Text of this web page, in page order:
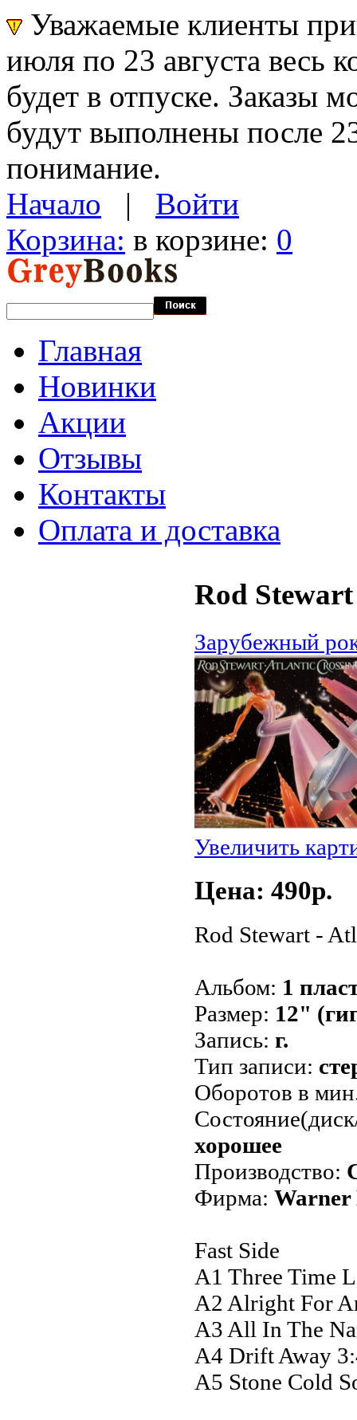
Уважаемые клиенты
июля по 23 августа весь
будет в отпуске. Заказы
будут выполнены после
понимание.
Начало | Войти
Корзина: в корзине: 0
Главная
Новинки
Акции
Отзывы
Контакты
Оплата и доставка
Rod
Зарубежный
Увеличить
Цена: 490p.
Rod Stewart -
Альбом: 1
Размер: 12"
Запись: г.
Тип записи:
Оборотов в
хорошее
Производство:
Фирма: Warner
Fast Side
A1 Three Time
A2 Alright For
A3 All In The
A4 Drift Away
A5 Stone Cold